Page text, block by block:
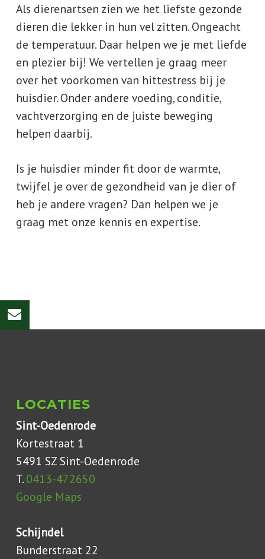
Als dierenartsen zien we het liefste gezonde
dieren die lekker in hun vel zitten. Ongeacht
de temperatuur. Daar helpen we je met liefde
en plezier bij! We vertellen je graag meer
over het voorkomen van hittestress bij je
huisdier. Onder andere voeding, conditie,
vachtverzorging en de juiste beweging
helpen daarbij.
Is je huisdier minder fit door de warmte,
twijfel je over de gezondheid van je dier of
heb je andere vragen? Dan helpen we je
graag met onze kennis en expertise.
LOCATIES
Sint-Oedenrode
Kortestraat 1
5491 SZ Sint-Oedenrode
T. 0413-472650
Google Maps
Schijndel
Bunderstraat 22